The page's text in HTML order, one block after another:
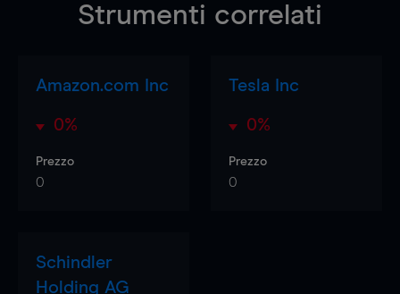
Strumenti correlati
Amazon.com Inc
0%
Prezzo
0
Tesla Inc
0%
Prezzo
0
Schindler
Holding AG